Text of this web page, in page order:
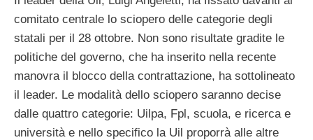
comitato centrale lo sciopero delle categorie degli
statali per il 28 ottobre. Non sono risultate gradite le
politiche del governo, che ha inserito nella recente
manovra il blocco della contrattazione, ha sottolineato
il leader. Le modalità dello sciopero saranno decise
dalle quattro categorie: Uilpa, Fpl, scuola, e ricerca e
università e nello specifico la Uil proporrà alle altre